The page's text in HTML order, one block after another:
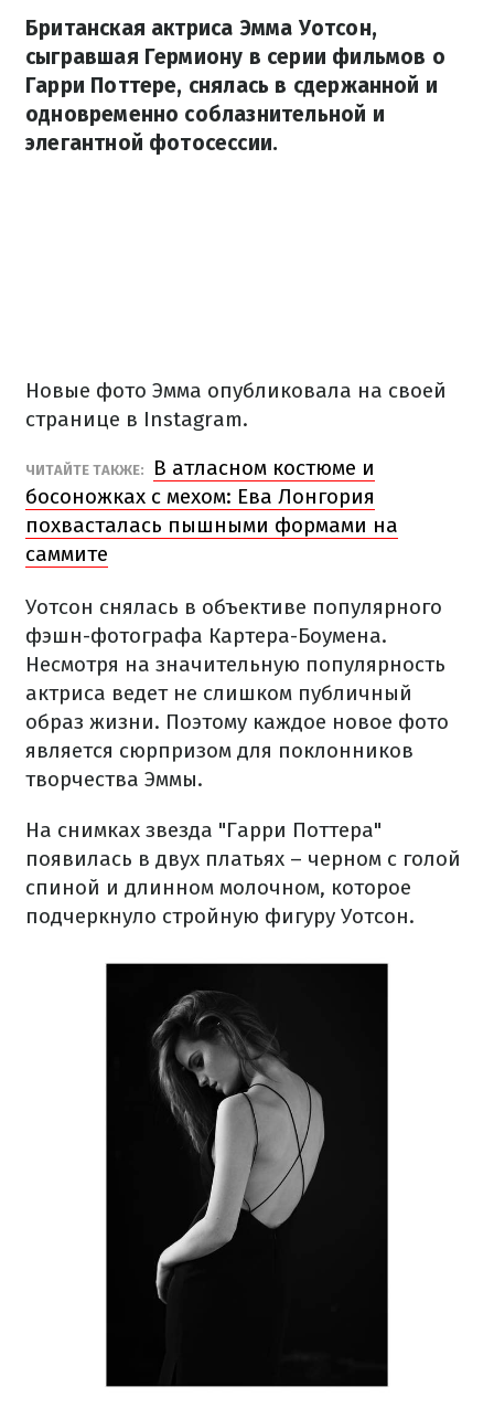
Британская актриса Эмма Уотсон,
сыгравшая Гермиону в серии фильмов о
Гарри Поттере, снялась в сдержанной и
одновременно соблазнительной и
элегантной фотосессии.
Новые фото Эмма опубликовала на своей
странице в Instagram.
ЧИТАЙТЕ ТАКЖЕ:
В атласном костюме и
босоножках с мехом: Ева Лонгория
похвасталась пышными формами на
саммите
Уотсон снялась в объективе популярного
фэшн-фотографа Картера-Боумена.
Несмотря на значительную популярность
актриса ведет не слишком публичный
образ жизни. Поэтому каждое новое фото
является сюрпризом для поклонников
творчества Эммы.
На снимках звезда "Гарри Поттера"
появилась в двух платьях – черном с голой
спиной и длинном молочном, которое
подчеркнуло стройную фигуру Уотсон.